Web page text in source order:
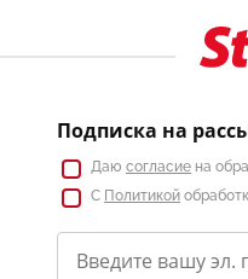
Подписка на
Даю согласие на
С Политикой